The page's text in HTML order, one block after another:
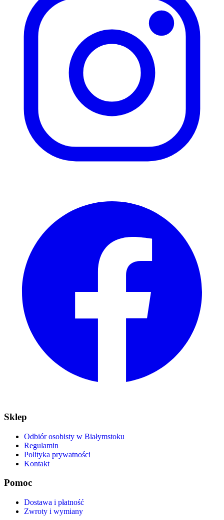
Sklep
Odbiór osobisty w Białymstoku
Regulamin
Polityka prywatności
Kontakt
Pomoc
Dostawa i płatność
Zwroty i wymiany